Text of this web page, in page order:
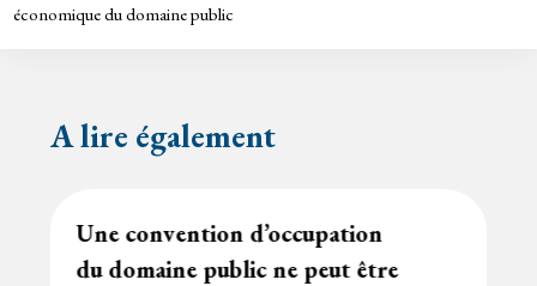
économique du domaine public
A lire également
Une convention d’occupation
du domaine public ne peut être